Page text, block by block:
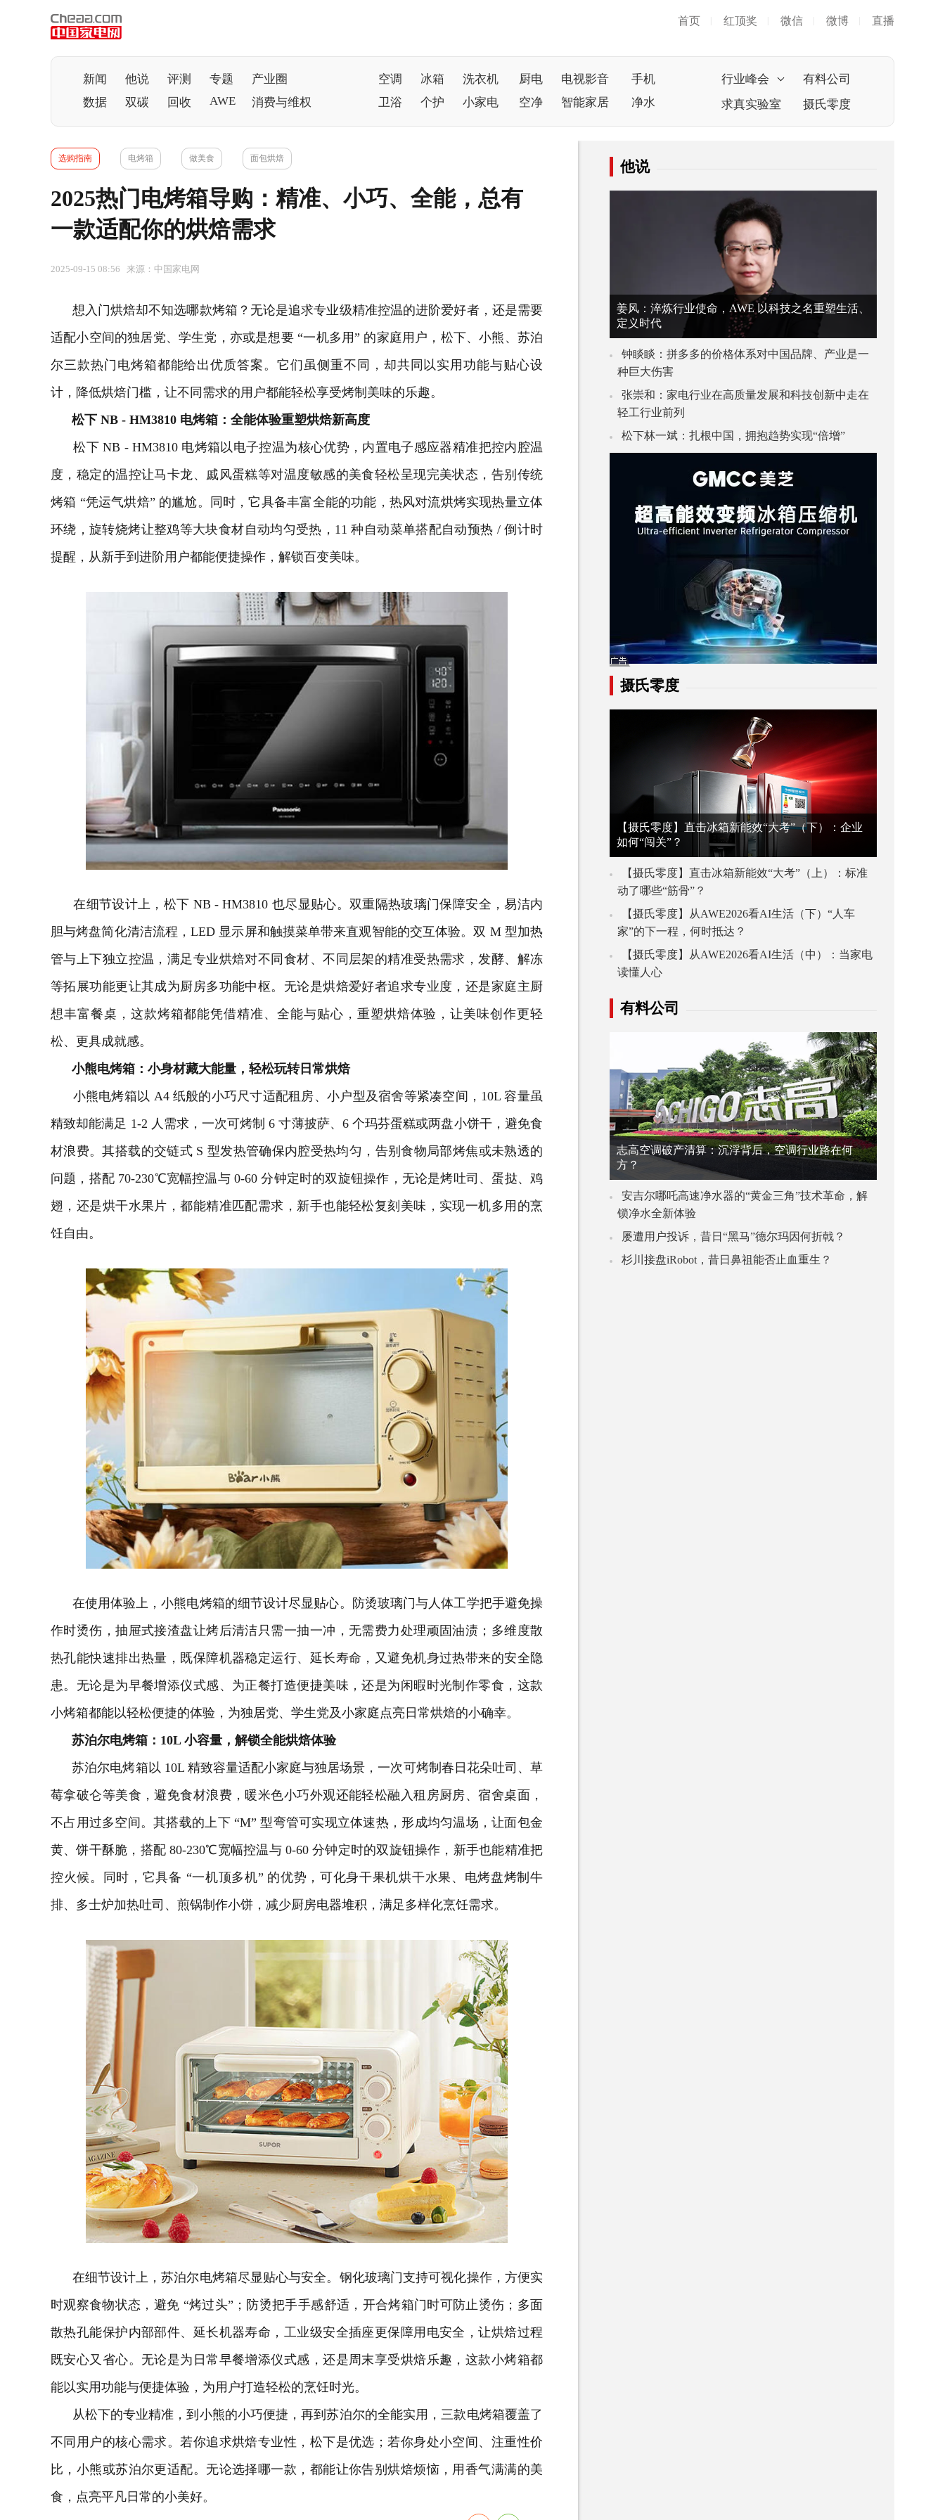
首页 红顶奖 微信 微博 直播
新闻 他说 评测 专题
产业圈
数据
双碳 回收 AWE 消费与维权
空调 冰箱 洗衣机 厨电 电视影音
手机
卫浴
个护 小家电 空净 智能家居 净水
行业峰会
有料公司
求真实验室
摄氏零度
选购指南 电烤箱 做美食 面包烘焙
2025热门电烤箱导购：精准、小巧、全能，总有
一款适配你的烘焙需求
2025-09-15 08:56 来源：中国家电网
想入门烘焙却不知选哪款烤箱？无论是追求专业级精准控温的进阶爱好者，还是需要
适配小空间的独居党、学生党，亦或是想要 “一机多用” 的家庭用户，松下、小熊、苏泊
尔三款热门电烤箱都能给出优质答案。它们虽侧重不同，却共同以实用功能与贴心设
计，降低烘焙门槛，让不同需求的用户都能轻松享受烤制美味的乐趣。
松下 NB - HM3810 电烤箱：全能体验重塑烘焙新高度
松下 NB - HM3810 电烤箱以电子控温为核心优势，内置电子感应器精准把控内腔温
度，稳定的温控让马卡龙、戚风蛋糕等对温度敏感的美食轻松呈现完美状态，告别传统
烤箱 “凭运气烘焙” 的尴尬。同时，它具备丰富全能的功能，热风对流烘烤实现热量立体
环绕，旋转烧烤让整鸡等大块食材自动均匀受热，11 种自动菜单搭配自动预热 / 倒计时
提醒，从新手到进阶用户都能便捷操作，解锁百变美味。
在细节设计上，松下 NB - HM3810 也尽显贴心。双重隔热玻璃门保障安全，易洁内
胆与烤盘简化清洁流程，LED 显示屏和触摸菜单带来直观智能的交互体验。双 M 型加热
管与上下独立控温，满足专业烘焙对不同食材、不同层架的精准受热需求，发酵、解冻
等拓展功能更让其成为厨房多功能中枢。无论是烘焙爱好者追求专业度，还是家庭主厨
想丰富餐桌，这款烤箱都能凭借精准、全能与贴心，重塑烘焙体验，让美味创作更轻
松、更具成就感。
小熊电烤箱：小身材藏大能量，轻松玩转日常烘焙
小熊电烤箱以 A4 纸般的小巧尺寸适配租房、小户型及宿舍等紧凑空间，10L 容量虽
精致却能满足 1-2 人需求，一次可烤制 6 寸薄披萨、6 个玛芬蛋糕或两盘小饼干，避免食
材浪费。其搭载的交链式 S 型发热管确保内腔受热均匀，告别食物局部烤焦或未熟透的
问题，搭配 70-230℃宽幅控温与 0-60 分钟定时的双旋钮操作，无论是烤吐司、蛋挞、鸡
翅，还是烘干水果片，都能精准匹配需求，新手也能轻松复刻美味，实现一机多用的烹
饪自由。
在使用体验上，小熊电烤箱的细节设计尽显贴心。防烫玻璃门与人体工学把手避免操
作时烫伤，抽屉式接渣盘让烤后清洁只需一抽一冲，无需费力处理顽固油渍；多维度散
热孔能快速排出热量，既保障机器稳定运行、延长寿命，又避免机身过热带来的安全隐
患。无论是为早餐增添仪式感、为正餐打造便捷美味，还是为闲暇时光制作零食，这款
小烤箱都能以轻松便捷的体验，为独居党、学生党及小家庭点亮日常烘焙的小确幸。
苏泊尔电烤箱：10L 小容量，解锁全能烘焙体验
苏泊尔电烤箱以 10L 精致容量适配小家庭与独居场景，一次可烤制春日花朵吐司、草
莓拿破仑等美食，避免食材浪费，暖米色小巧外观还能轻松融入租房厨房、宿舍桌面，
不占用过多空间。其搭载的上下 “M” 型弯管可实现立体速热，形成均匀温场，让面包金
黄、饼干酥脆，搭配 80-230℃宽幅控温与 0-60 分钟定时的双旋钮操作，新手也能精准把
控火候。同时，它具备 “一机顶多机” 的优势，可化身干果机烘干水果、电烤盘烤制牛
排、多士炉加热吐司、煎锅制作小饼，减少厨房电器堆积，满足多样化烹饪需求。
在细节设计上，苏泊尔电烤箱尽显贴心与安全。钢化玻璃门支持可视化操作，方便实
时观察食物状态，避免 “烤过头”；防烫把手手感舒适，开合烤箱门时可防止烫伤；多面
散热孔能保护内部部件、延长机器寿命，工业级安全插座更保障用电安全，让烘焙过程
既安心又省心。无论是为日常早餐增添仪式感，还是周末享受烘焙乐趣，这款小烤箱都
能以实用功能与便捷体验，为用户打造轻松的烹饪时光。
从松下的专业精准，到小熊的小巧便捷，再到苏泊尔的全能实用，三款电烤箱覆盖了
不同用户的核心需求。若你追求烘焙专业性，松下是优选；若你身处小空间、注重性价
比，小熊或苏泊尔更适配。无论选择哪一款，都能让你告别烘焙烦恼，用香气满满的美
食，点亮平凡日常的小美好。
他说
姜风：淬炼行业使命，AWE 以科技之名重塑生活、
定义时代
钟睒睒：拼多多的价格体系对中国品牌、产业是一
种巨大伤害
张崇和：家电行业在高质量发展和科技创新中走在
轻工行业前列
松下林一斌：扎根中国，拥抱趋势实现“倍增”
摄氏零度
【摄氏零度】直击冰箱新能效“大考”（下）：企业
如何“闯关”？
【摄氏零度】直击冰箱新能效“大考”（上）：标准
动了哪些“筋骨”？
【摄氏零度】从AWE2026看AI生活（下）“人车
家”的下一程，何时抵达？
【摄氏零度】从AWE2026看AI生活（中）：当家电
读懂人心
有料公司
志高空调破产清算：沉浮背后，空调行业路在何
方？
安吉尔哪吒高速净水器的“黄金三角”技术革命，解
锁净水全新体验
屡遭用户投诉，昔日“黑马”德尔玛因何折戟？
杉川接盘iRobot，昔日鼻祖能否止血重生？